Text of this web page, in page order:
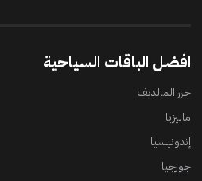
افضل الباقات السياحية
جزر المالديف
ماليزيا
إندونيسيا
جورجيا